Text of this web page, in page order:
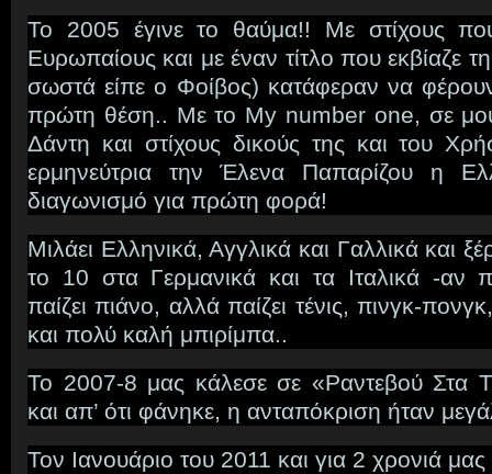
Το 2005 έγινε το θαύμα!! Με στίχους
Ευρωπαίους και με έναν τίτλο που εκβίαζε
σωστά είπε ο Φοίβος) κατάφεραν να
πρώτη θέση.. Με το My number one, σε
Δάντη και στίχους δικούς της και του
ερμηνεύτρια την Έλενα Παπαρίζου η
διαγωνισμό για πρώτη φορά!
Μιλάει Ελληνικά, Αγγλικά και Γαλλικά και
το 10 στα Γερμανικά και τα Ιταλικά -αν
παίζει πιάνο, αλλά παίζει τένις, πινγκ-
και πολύ καλή μπιρίμπα..
Το 2007-8 μας κάλεσε σε «Ραντεβού Στα
και απ’ ότι φάνηκε, η ανταπόκριση ήταν
Τον Ιανουάριο του 2011 και για 2 χρονιά